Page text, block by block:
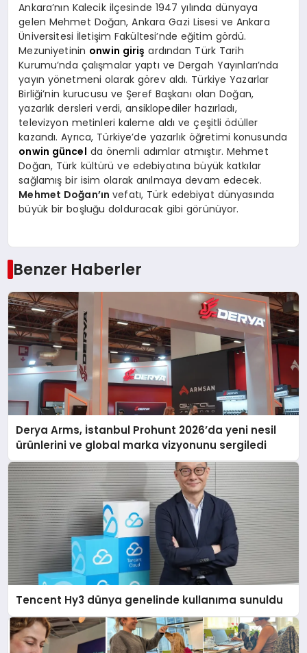
Ankara’nın Kalecik ilçesinde 1947 yılında dünyaya
gelen Mehmet Doğan, Ankara Gazi Lisesi ve Ankara
Üniversitesi İletişim Fakültesi’nde eğitim gördü.
Mezuniyetinin onwin giriş ardından Türk Tarih
Kurumu’nda çalışmalar yaptı ve Dergah Yayınları’nda
yayın yönetmeni olarak görev aldı. Türkiye Yazarlar
Birliği’nin kurucusu ve Şeref Başkanı olan Doğan,
yazarlık dersleri verdi, ansiklopediler hazırladı,
televizyon metinleri kaleme aldı ve çeşitli ödüller
kazandı. Ayrıca, Türkiye’de yazarlık öğretimi konusunda
onwin güncel da önemli adımlar atmıştır. Mehmet
Doğan, Türk kültürü ve edebiyatına büyük katkılar
sağlamış bir isim olarak anılmaya devam edecek.
Mehmet Doğan’ınvefatı, Türk edebiyat dünyasında
büyük bir boşluğu dolduracak gibi görünüyor.
Benzer Haberler
Derya Arms, İstanbul Prohunt 2026’da yeni nesil
ürünlerini ve global marka vizyonunu sergiledi
Tencent Hy3 dünya genelinde kullanıma sunuldu